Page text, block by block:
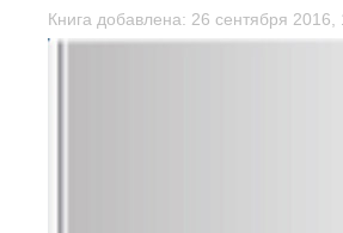
Книга добавлена: 26 сентября 2016,